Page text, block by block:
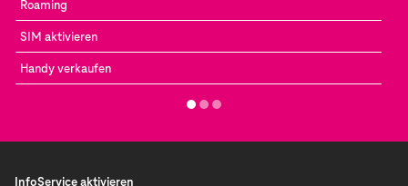
Roaming
SIM aktivieren
Handy verkaufen
InfoService aktivieren